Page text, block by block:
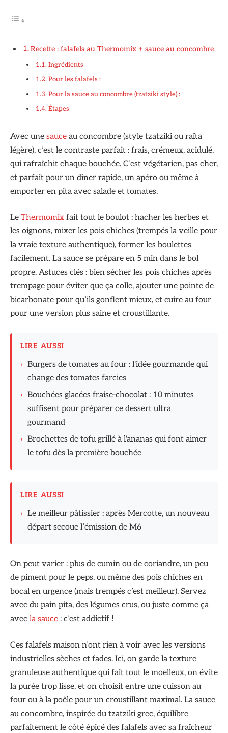
Recette : falafels au Thermomix + sauce au concombre
Ingrédients
Pour les falafels :
Pour la sauce au concombre (tzatziki style) :
Étapes
Avec une sauce au concombre (style tzatziki ou raïta
légère), c’est le contraste parfait : frais, crémeux, acidulé,
qui rafraîchit chaque bouchée. C’est végétarien, pas cher,
et parfait pour un dîner rapide, un apéro ou même à
emporter en pita avec salade et tomates.
Le Thermomix fait tout le boulot : hacher les herbes et
les oignons, mixer les pois chiches (trempés la veille pour
la vraie texture authentique), former les boulettes
facilement. La sauce se prépare en 5 min dans le bol
propre. Astuces clés : bien sécher les pois chiches après
trempage pour éviter que ça colle, ajouter une pointe de
bicarbonate pour qu’ils gonflent mieux, et cuire au four
pour une version plus saine et croustillante.
LIRE AUSSI
› Burgers de tomates au four : l'idée gourmande qui
change des tomates farcies
› Bouchées glacées fraise-chocolat : 10 minutes
suffisent pour préparer ce dessert ultra
gourmand
› Brochettes de tofu grillé à l'ananas qui font aimer
le tofu dès la première bouchée
LIRE AUSSI
› Le meilleur pâtissier : après Mercotte, un nouveau
départ secoue l’émission de M6
On peut varier : plus de cumin ou de coriandre, un peu
de piment pour le peps, ou même des pois chiches en
bocal en urgence (mais trempés c’est meilleur). Servez
avec du pain pita, des légumes crus, ou juste comme ça
avec la sauce : c’est addictif !
Ces falafels maison n’ont rien à voir avec les versions
industrielles sèches et fades. Ici, on garde la texture
granuleuse authentique qui fait tout le moelleux, on évite
la purée trop lisse, et on choisit entre une cuisson au
four ou à la poêle pour un croustillant maximal. La sauce
au concombre, inspirée du tzatziki grec, équilibre
parfaitement le côté épicé des falafels avec sa fraîcheur